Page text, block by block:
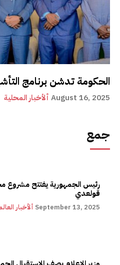
الحكومة تدشن برنامج
ألأخبار المحلية August 16, 2025
جمع
رئيس الجمهورية يفتتح مشروع
قولعدي
ألأخبار September 13, 2025